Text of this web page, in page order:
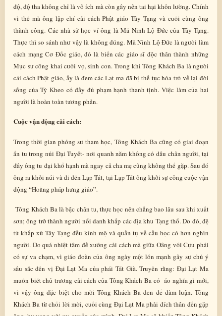
độ, độ tha không chỉ là vô ích mà còn gây nên tai hại khôn lường. Chính
vì thế mà ông lập chí cải cách Phật giáo Tây Tạng và cuối cùng ông
thành công. Các nhà sử học ví ông là Mã Ninh Lộ Đức của Tây Tạng.
Thực thì so sánh như vậy là không đúng. Mã Ninh Lộ Đức là người làm
cách mạng Cơ Đốc giáo, đó là biến các giáo sĩ độc thân thành những
Mục sư công khai cưới vợ, sinh con. Trong khi Tông Khách Ba là người
cải cách Phật giáo, ấy là đem các Lạt ma đã bị thế tục hóa trở về lại đời
sống của Tỳ Kheo có đầy đủ phạm hạnh thanh tịnh. Việc làm của hai
người là hoàn toàn tương phản.
Cuộc vận động cải cách:
Trong thời gian phỏng sư tham học, Tông Khách Ba cũng có giai đoạn
ẩn tu trong núi Đại Tuyết- nơi quanh năm không có dấu chân người, tại
đây ông tu đại khổ hạnh mà ngay cả cha mẹ cũng không thể gặp. Sau đó
ông ra khỏi núi và đi đến Lạp Tát, tại Lạp Tát ông khởi sự công cuộc vận
động “Hoằng pháp hưng giáo”.
Tông Khách Ba là bậc chân tu, thực học nên chẳng bao lâu sau khi xuất
sơn; ông trở thành người nổi danh khắp các địa khu Tạng thổ. Do đó, đệ
tử khắp xứ Tây Tạng đều kính mộ và quần tụ về cầu học có hơn nghìn
người. Do quá nhiệt tâm đề xướng cải cách mà giữa Oâng với Cựu phái
có sự va chạm, vì giáo đoàn của ông ngày một lớn mạnh gây sự chú ý
sâu sắc đến vị Đại Lạt Ma của phái Tát Già. Truyền rằng: Đại Lạt Ma
muốn biết chủ trương cải cách của Tông Khách Ba có áo nghĩa gì mới,
vì vậy ông đặc biệt cho mời Tông Khách Ba đến để đàm luận. Tông
Khách Ba từ chối lời mời, cuối cùng Đại Lạt Ma phải đích thân đến gặp